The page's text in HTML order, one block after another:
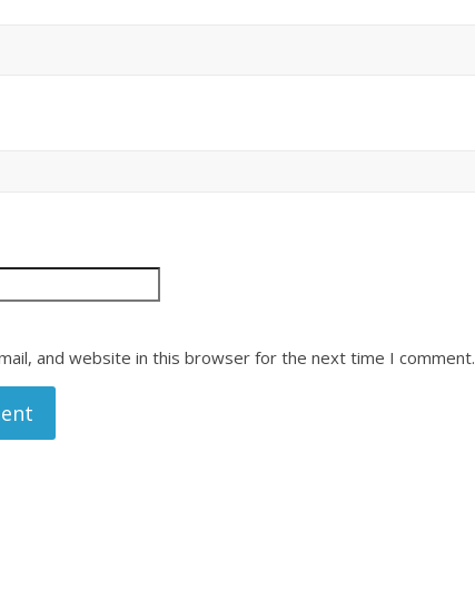
and website in this browser for the next time I comment.